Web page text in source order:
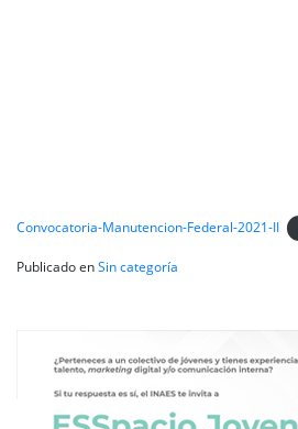
Convocatoria-Manutencion-Federal-2021-II
Publicado enSin categoría